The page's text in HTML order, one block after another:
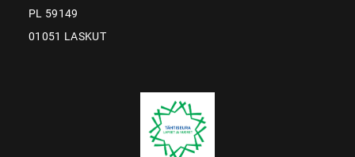
PL 59149
01051 LASKUT